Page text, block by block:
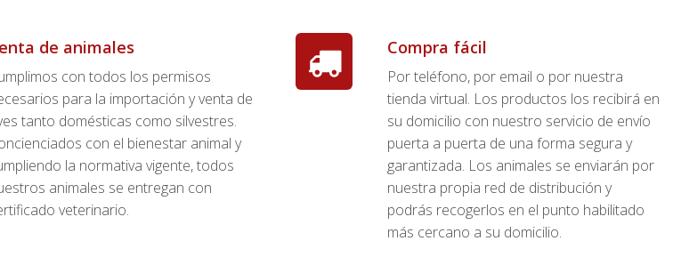
de animales
con todos los permisos
para la importación y venta de
tanto domésticas como silvestres.
con el bienestar animal y
la normativa vigente, todos
animales se entregan con
veterinario.
Compra fácil
Por teléfono, por email o por nuestra
tienda virtual. Los productos los recibirá en
su domicilio con nuestro servicio de envío
puerta a puerta de una forma segura y
garantizada. Los animales se enviarán por
nuestra propia red de distribución y
podrás recogerlos en el punto habilitado
más cercano a su domicilio.